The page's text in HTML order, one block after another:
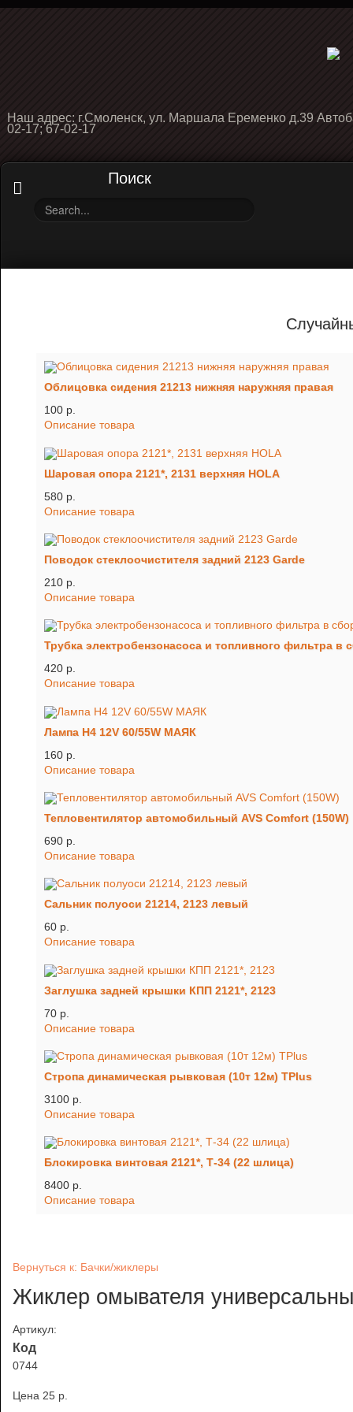
Наш адрес: г.Смоленск, ул. Маршала Еременко д.39
02-17; 67-02-17
Поиск
Облицовка сидения 21213 нижняя наружняя правая
100 p.
Описание товара
Шаровая опора 2121*, 2131 верхняя HOLA
580 p.
Описание товара
Поводок стеклоочистителя задний 2123 Garde
210 p.
Описание товара
Трубка электробензонасоса и топливного фильтра в
420 p.
Описание товара
Лампа H4 12V 60/55W МАЯК
160 p.
Описание товара
Тепловентилятор автомобильный AVS Comfort (150W)
690 p.
Описание товара
Сальник полуоси 21214, 2123 левый
60 p.
Описание товара
Заглушка задней крышки КПП 2121*, 2123
70 p.
Описание товара
Стропа динамическая рывковая (10т 12м) TРlus
3100 p.
Описание товара
Блокировка винтовая 2121*, Т-34 (22 шлица)
8400 p.
Описание товара
Вернуться к: Бачки/жиклеры
Жиклер омывателя
Артикул:
Код
0744
Цена 25 p.